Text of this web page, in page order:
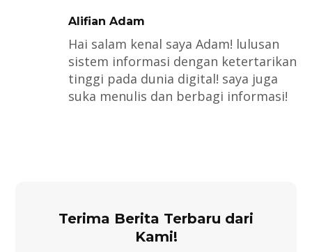
Alifian Adam
Hai salam kenal saya Adam! lulusan
sistem informasi dengan ketertarikan
tinggi pada dunia digital! saya juga
suka menulis dan berbagi informasi!
Terima Berita Terbaru dari
Kami!